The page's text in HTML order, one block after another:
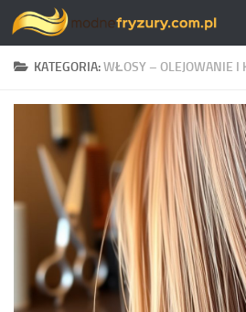
Skip to content
KATEGORIA:WŁOSY – OLEJOWANIE I